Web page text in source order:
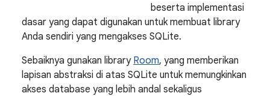
beserta implementasi
dasar yang dapat digunakan untuk membuat library
Anda sendiri yang mengakses SQLite.
Sebaiknya gunakan library Room, yang memberikan
lapisan abstraksi di atas SQLite untuk memungkinkan
akses database yang lebih andal sekaligus